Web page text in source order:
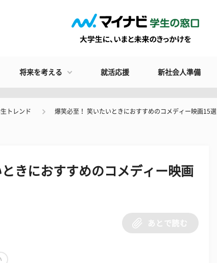
将来を考える 就活応援 新社会人準備
トレンド 爆笑必至！ 笑いたいときにおすすめのコメディー映画15選
きにおすすめのコメディー映画
あとで読む